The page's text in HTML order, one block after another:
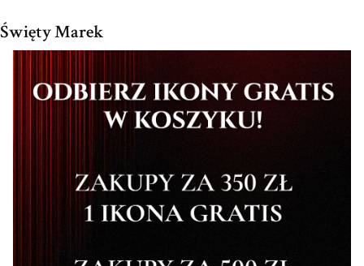
Święty Marek